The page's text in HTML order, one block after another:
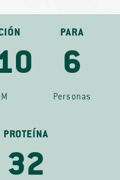
PARA
6
Personas
PROTEÍNA
32